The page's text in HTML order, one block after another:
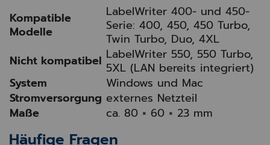
Kompatible
Modelle
LabelWriter 400- und 450-
Serie: 400, 450, 450 Turbo,
Twin Turbo, Duo, 4XL
Nicht kompatibel LabelWriter 550, 550 Turbo,
5XL (LAN bereits integriert)
System
Windows und Mac
Stromversorgung externes Netzteil
Maße
ca. 80 × 60 × 23 mm
Häufige Fragen